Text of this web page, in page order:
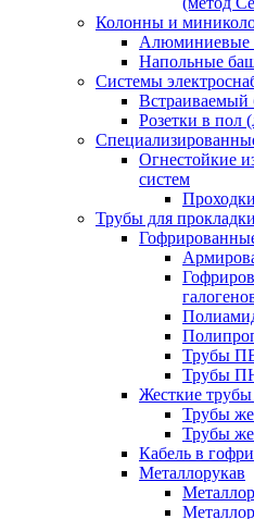
Колонны и
Алюминиевые
Напольные
Системы
Встраиваемый
Розетки в пол
Огнестойкие
систем
Трубы для
Трубы
Трубы
Жесткие трубы
Трубы
Трубы
Кабель в
Металлорукав